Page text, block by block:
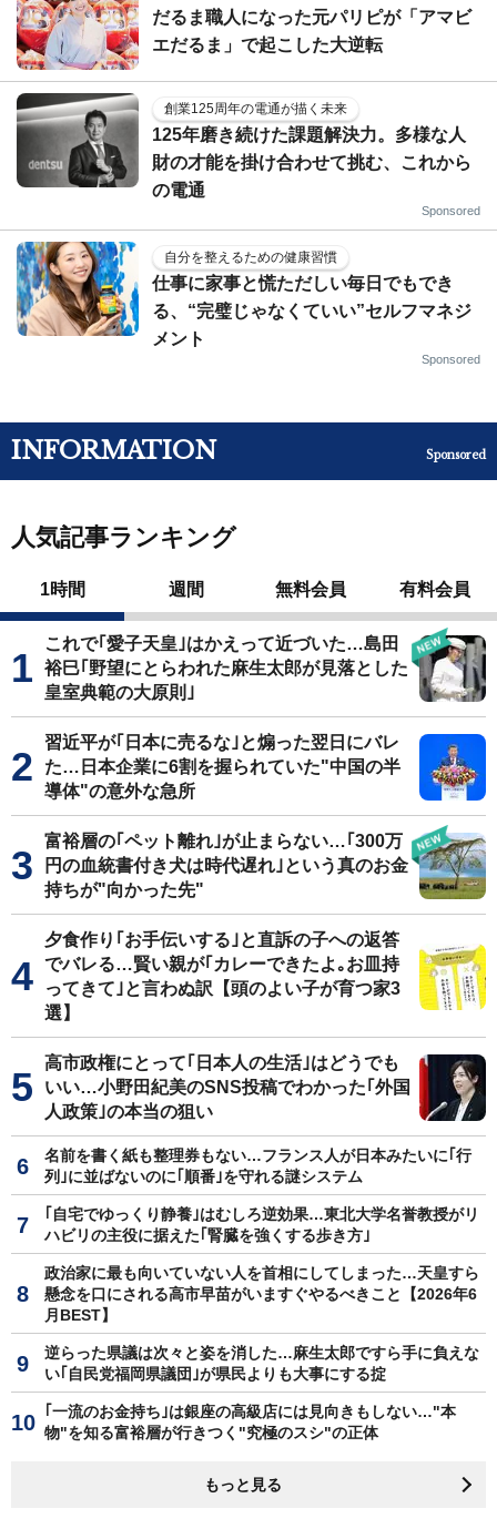
だるま職人になった元パリピが「アマビ
エだるま」で起こした大逆転
創業125周年の電通が描く未来
125年磨き続けた課題解決力。多様な人
財の才能を掛け合わせて挑む、これから
の電通
Sponsored
自分を整えるための健康習慣
仕事に家事と慌ただしい毎日でもでき
る、“完璧じゃなくていい”セルフマネジ
メント
Sponsored
INFORMATION Sponsored
人気記事ランキング
1時間 週間 無料会員 有料会員
これで｢愛子天皇｣はかえって近づいた…島田
裕巳｢野望にとらわれた麻生太郎が見落とした
皇室典範の大原則｣
習近平が｢日本に売るな｣と煽った翌日にバレ
た…日本企業に6割を握られていた"中国の半
導体"の意外な急所
富裕層の｢ペット離れ｣が止まらない…｢300万
円の血統書付き犬は時代遅れ｣という真のお金
持ちが"向かった先"
夕食作り｢お手伝いする｣と直訴の子への返答
でバレる…賢い親が｢カレーできたよ｡お皿持
ってきて｣と言わぬ訳【頭のよい子が育つ家3
選】
高市政権にとって｢日本人の生活｣はどうでも
いい…小野田紀美のSNS投稿でわかった｢外国
人政策｣の本当の狙い
名前を書く紙も整理券もない…フランス人が日本みたいに｢行
列｣に並ばないのに｢順番｣を守れる謎システム
｢自宅でゆっくり静養｣はむしろ逆効果…東北大学名誉教授がリ
ハビリの主役に据えた｢腎臓を強くする歩き方｣
政治家に最も向いていない人を首相にしてしまった…天皇すら
懸念を口にされる高市早苗がいますぐやるべきこと【2026年6
月BEST】
逆らった県議は次々と姿を消した…麻生太郎ですら手に負えな
い｢自民党福岡県議団｣が県民よりも大事にする掟
｢一流のお金持ち｣は銀座の高級店には見向きもしない…"本
物"を知る富裕層が行きつく"究極のスシ"の正体
もっと見る